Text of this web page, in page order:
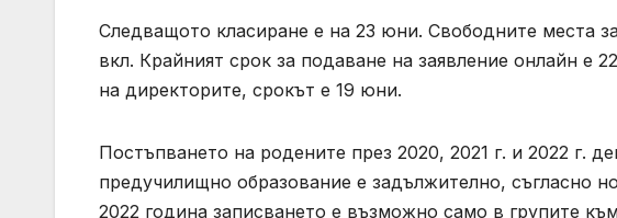
Следващото класиране е на 23 юни. Свободните места
вкл. Крайният срок за подаване на заявление онлайн е
на директорите, срокът е 19 юни.
Постъпването на родените през 2020, 2021 г. и 2022 г.
предучилищно образование е задължително, съгласно
2022 година записването е възможно само в групите